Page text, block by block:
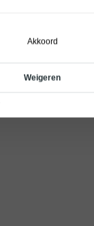
Akkoord
Weigeren